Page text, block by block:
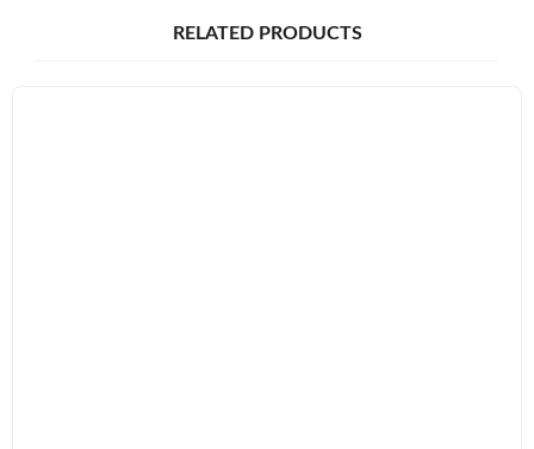
RELATED PRODUCTS